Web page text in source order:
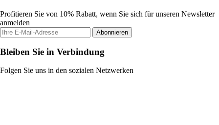
Profitieren Sie von 10% Rabatt, wenn Sie sich für unseren Newsletter
anmelden
Abonnieren
Bleiben Sie in Verbindung
Folgen Sie uns in den sozialen Netzwerken